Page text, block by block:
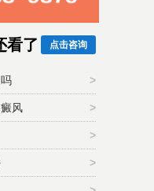
点击咨询
看了
>
风 >
>
>